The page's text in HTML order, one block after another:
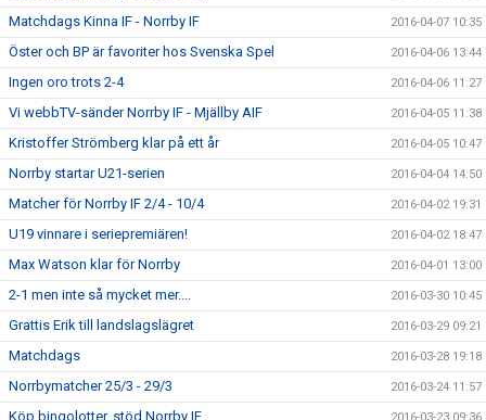
Matchdags Kinna IF - Norrby IF 2016-04-07 10:35
Öster och BP är favoriter hos Svenska Spel 2016-04-06 13:44
Ingen oro trots 2-4 2016-04-06 11:27
Vi webbTV-sänder Norrby IF - Mjällby AIF 2016-04-05 11:38
Kristoffer Strömberg klar på ett år 2016-04-05 10:47
Norrby startar U21-serien 2016-04-04 14:50
Matcher för Norrby IF 2/4 - 10/4 2016-04-02 19:31
U19 vinnare i seriepremiären! 2016-04-02 18:47
Max Watson klar för Norrby 2016-04-01 13:00
2-1 men inte så mycket mer.... 2016-03-30 10:45
Grattis Erik till landslagslägret 2016-03-29 09:21
Matchdags 2016-03-28 19:18
Norrbymatcher 25/3 - 29/3 2016-03-24 11:57
Köp bingolotter, stöd Norrby IF